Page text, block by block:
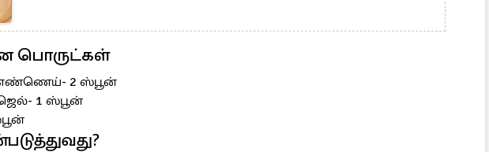
பொருட்கள்
2 ஸ்பூன்
1 ஸ்பூன்